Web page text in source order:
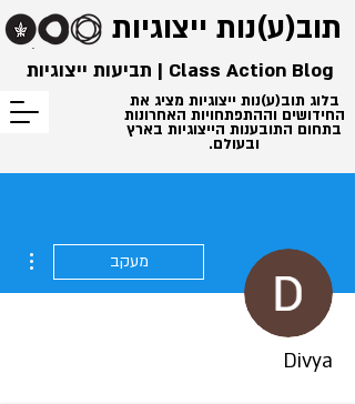
תוב(ע)נות ייצוגיות
בלוג תוב(ע)נות ייצוגיות מציג את
החידושים וההתפתחויות האחרונות
בתחום התובענות הייצוגיות בארץ
ובעולם.
Class Action Blog | תביעות ייצוגיות
מעקב
Divya